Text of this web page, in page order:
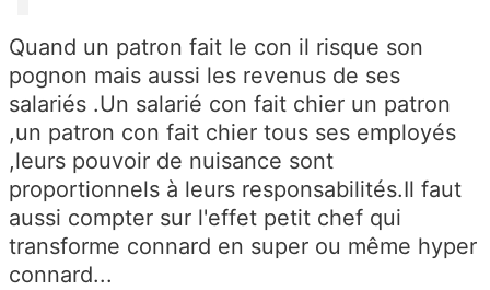
Quand un patron fait le con il risque son
pognon mais aussi les revenus de ses
salariés .Un salarié con fait chier un patron
,un patron con fait chier tous ses employés
,leurs pouvoir de nuisance sont
proportionnels à leurs responsabilités.Il faut
aussi compter sur l'effet petit chef qui
transforme connard en super ou même hyper
connard...